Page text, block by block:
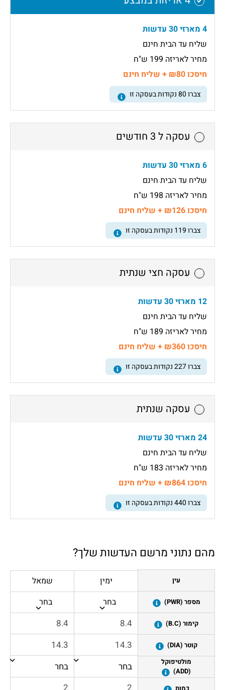
4 מארזי 30 עדשות
שליח עד הבית חינם
מחיר לאריזה 199 ש"ח
חיסכו ₪80 + שליח חינם
צברו80נקודות בעסקה זו
עסקה ל 3 חודשים
6 מארזי 30 עדשות
שליח עד הבית חינם
מחיר לאריזה 198 ש"ח
חיסכו ₪126 + שליח חינם
צברו119 נקודות בעסקה זו
עסקה חצי שנתית
12 מארזי 30 עדשות
שליח עד הבית חינם
מחיר לאריזה 189 ש"ח
חיסכו ₪360 + שליח חינם
צברו227נקודות בעסקה זו
עסקה שנתית
24 מארזי 30 עדשות
שליח עד הבית חינם
מחיר לאריזה 183 ש"ח
חיסכו ₪864 + שליח חינם
צברו440נקודות בעסקה זו
מהם נתוני מרשם העדשות שלך?
עין
מספר (PWR)
קימור (B.C)
קוטר (DIA)
מולטיפוקל
(ADD)
כמות
ימין
בחר
שמאל
בחר